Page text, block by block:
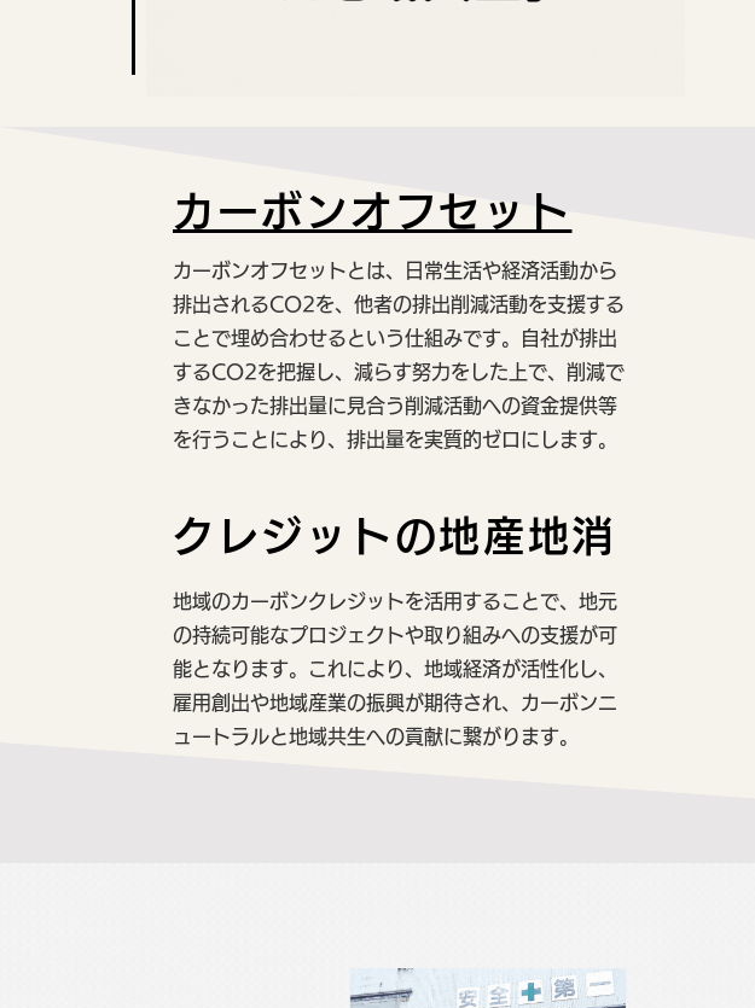
カーボンオフセット
カーボンオフセットとは、日常生活や経済活動から
排出されるCO2を、他者の排出削減活動を支援する
ことで埋め合わせるという仕組みです。自社が排出
するCO2を把握し、減らす努力をした上で、削減で
きなかった排出量に見合う削減活動への資金提供等
を行うことにより、排出量を実質的ゼロにします。
クレジットの地産地消
地域のカーボンクレジットを活用することで、地元
の持続可能なプロジェクトや取り組みへの支援が可
能となります。これにより、地域経済が活性化し、
雇用創出や地域産業の振興が期待され、カーボンニ
ュートラルと地域共生への貢献に繋がります。